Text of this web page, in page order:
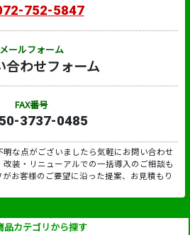
752-5847
メールフォーム
合わせフォーム
FAX番号
3737-0485
な点がございましたら気軽にお問い合わせ
装・リニューアルでの一括導入のご相談も
お客様のご要望に沿った提案、お見積もり
品カテゴリから探す